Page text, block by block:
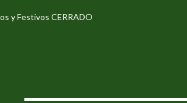
y Festivos CERRADO